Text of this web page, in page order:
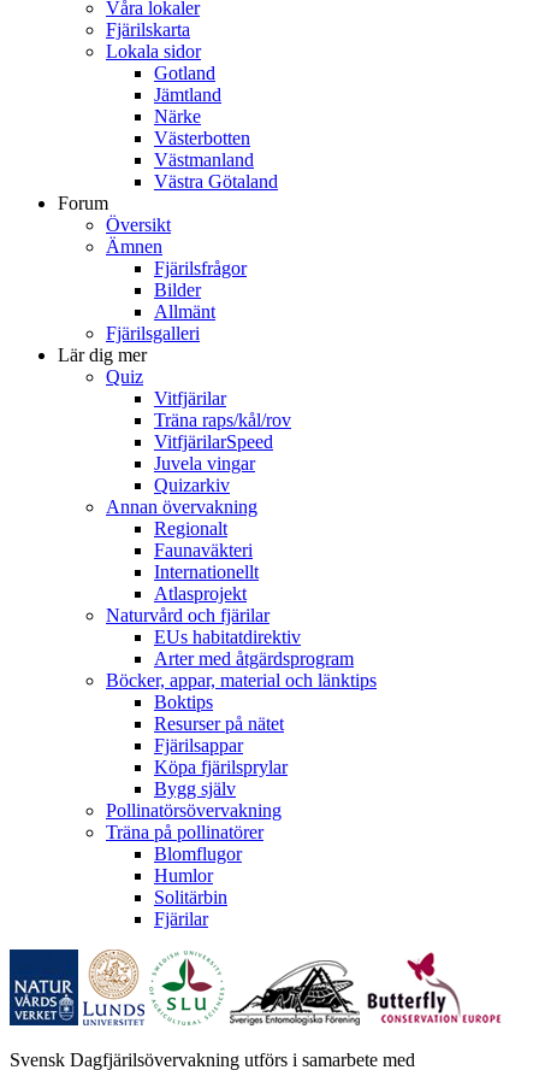
Våra lokaler
Fjärilskarta
Lokala sidor
Gotland
Jämtland
Närke
Västerbotten
Västmanland
Västra Götaland
Forum
Översikt
Ämnen
Fjärilsfrågor
Bilder
Allmänt
Fjärilsgalleri
Lär dig mer
Quiz
Vitfjärilar
Träna raps/kål/rov
VitfjärilarSpeed
Juvela vingar
Quizarkiv
Annan övervakning
Regionalt
Faunaväkteri
Internationellt
Atlasprojekt
Naturvård och fjärilar
EUs habitatdirektiv
Arter med åtgärdsprogram
Böcker, appar, material och länktips
Boktips
Resurser på nätet
Fjärilsappar
Köpa fjärilsprylar
Bygg själv
Pollinatörsövervakning
Träna på pollinatörer
Blomflugor
Humlor
Solitärbin
Fjärilar
Svensk Dagfjärilsövervakning utförs i samarbete med